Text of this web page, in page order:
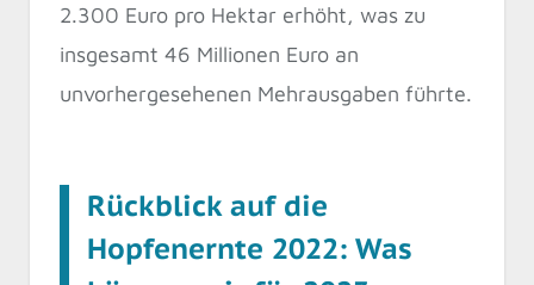
2.300 Euro pro Hektar erhöht, was zu
insgesamt 46 Millionen Euro an
unvorhergesehenen Mehrausgaben führte.
Rückblick auf die
Hopfenernte 2022: Was